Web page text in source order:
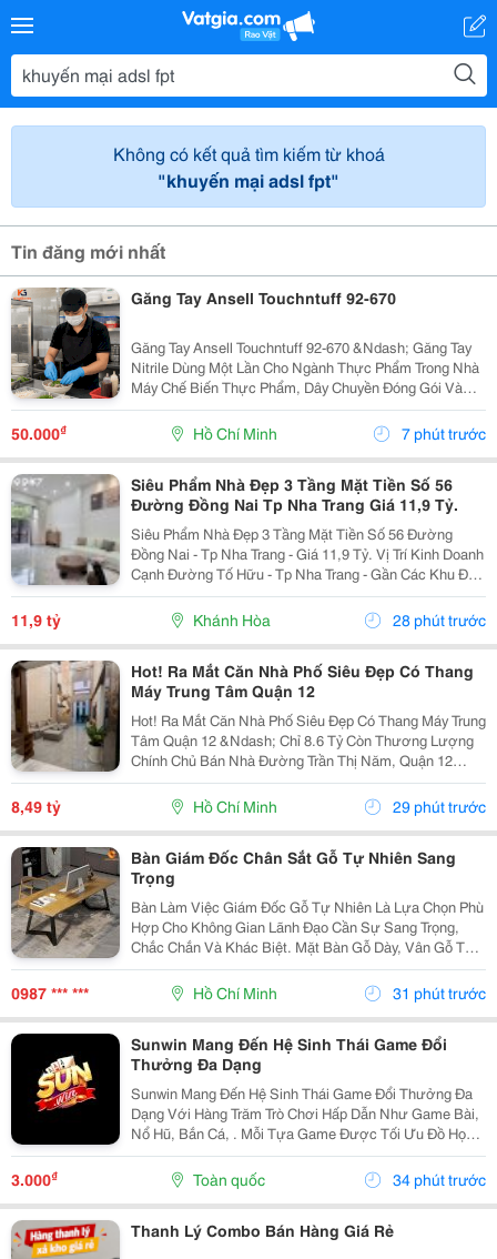
Không có kết quả tìm kiếm từ khoá
"khuyến mại adsl fpt"
Tin đăng mới nhất
Găng Tay Ansell Touchntuff 92-670
Găng Tay Ansell Touchntuff 92-670 &Ndash; Găng Tay
Nitrile Dùng Một Lần Cho Ngành Thực Phẩm Trong Nhà
Máy Chế Biến Thực Phẩm, Dây Chuyền Đóng Gói Và
Khu Vực Yêu Cầu Vệ Sinh Nghiêm Ngặt, Việc Sử Dụng
Găng Tay Nitrile Dùng Một Lần Giúp Hạn Chế Nguy...
50.000₫ Hồ Chí Minh 7 phút trước
Siêu Phẩm Nhà Đẹp 3 Tầng Mặt Tiền Số 56
Đường Đồng Nai Tp Nha Trang Giá 11,9 Tỷ.
Siêu Phẩm Nhà Đẹp 3 Tầng Mặt Tiền Số 56 Đường
Đồng Nai - Tp Nha Trang - Giá 11,9 Tỷ. Vị Trí Kinh Doanh
Cạnh Đường Tố Hữu - Tp Nha Trang - Gần Các Khu Đô
Thị. Nhà Mới Đẹp 3 Tầng Mặt Tiền + 1 Mặt Hẻm - Kiến
Trúc Hiện Đại - Đầy Đủ Tiện Nghi. - Nhà Có...
11,9 tỷ Khánh Hòa 28 phút trước
Hot! Ra Mắt Căn Nhà Phố Siêu Đẹp Có Thang
Máy Trung Tâm Quận 12
Hot! Ra Mắt Căn Nhà Phố Siêu Đẹp Có Thang Máy Trung
Tâm Quận 12 &Ndash; Chỉ 8.6 Tỷ Còn Thương Lượng
Chính Chủ Bán Nhà Đường Trần Thị Năm, Quận 12
&Ndash; Vị Trí Đẹp, Khu Dân Cư Hiện Hữu, Tiện Ích Đầy
Đủ. Diện Tích: 4M &Times; 20M Nhà...
8,49 tỷ Hồ Chí Minh 29 phút trước
Bàn Giám Đốc Chân Sắt Gỗ Tự Nhiên Sang
Trọng
Bàn Làm Việc Giám Đốc Gỗ Tự Nhiên Là Lựa Chọn Phù
Hợp Cho Không Gian Lãnh Đạo Cần Sự Sang Trọng,
Chắc Chắn Và Khác Biệt. Mặt Bàn Gỗ Dày, Vân Gỗ Tự
Nhiên Đẹp Mắt Kết Hợp Cùng Hệ Chân Sắt Hiện Đại,
Tạo Nên Tổng Thể Vừa Bền Bỉ Vừa Tinh Tế. Mẫu Bàn
0987 *** *** Hồ Chí Minh 31 phút trước
Sunwin Mang Đến Hệ Sinh Thái Game Đổi
Thưởng Đa Dạng
Sunwin Mang Đến Hệ Sinh Thái Game Đổi Thưởng Đa
Dạng Với Hàng Trăm Trò Chơi Hấp Dẫn Như Game Bài,
Nổ Hũ, Bắn Cá, . Mỗi Tựa Game Được Tối Ưu Đồ Họa
Sắc Nét, Thao Tác Mượt Mà, Tỷ Lệ Trả Thưởng Cạnh
Tranh Cùng Hệ Thống Bảo Mật Hiện Đại.
3.000₫ Toàn quốc 34 phút trước
Thanh Lý Combo Bán Hàng Giá Rẻ